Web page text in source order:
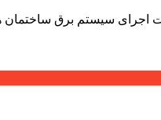
اجرای سیستم برق